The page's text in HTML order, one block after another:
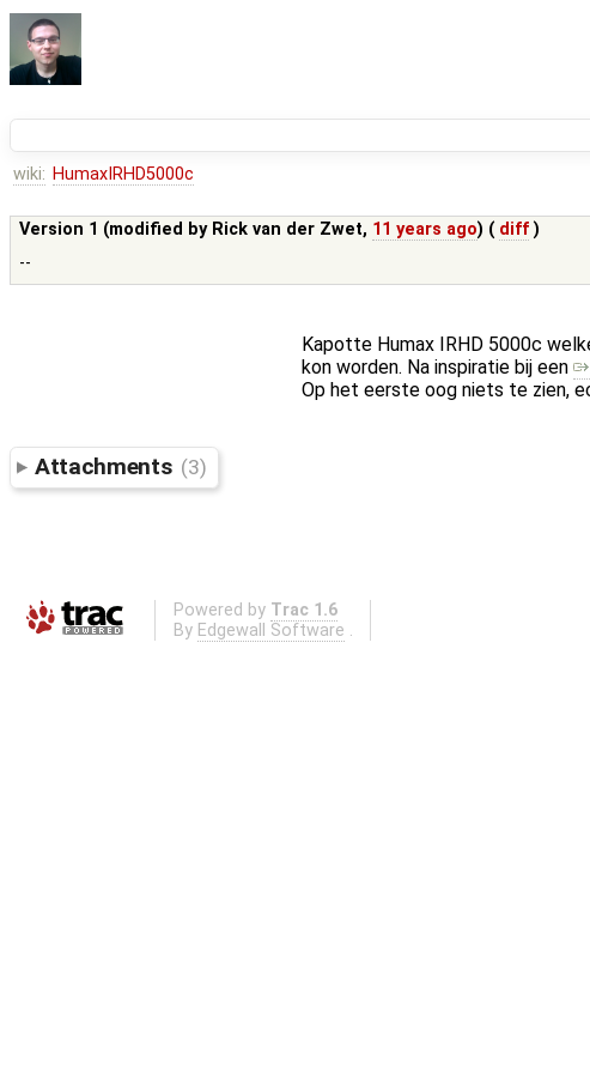
wiki: HumaxIRHD5000c
Version 1 (modified by Rick van der Zwet, 11 years ago) ( diff )
--
Kapotte Humax IRHD 5000c
kon worden. Na inspiratie bij een
Op het eerste oog niets te zien,
Attachments (3)
Powered by Trac 1.6
By Edgewall Software .